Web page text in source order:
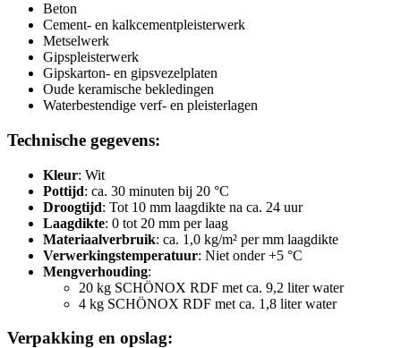
Beton
Cement- en kalkcementpleisterwerk
Metselwerk
Gipspleisterwerk
Gipskarton- en gipsvezelplaten
Oude keramische bekledingen
Waterbestendige verf- en pleisterlagen
Technische gegevens:
Kleur: Wit
Pottijd: ca. 30 minuten bij 20 °C
Droogtijd: Tot 10 mm laagdikte na ca. 24 uur
Laagdikte: 0 tot 20 mm per laag
Materiaalverbruik: ca. 1,0 kg/m² per mm laagdikte
Verwerkingstemperatuur: Niet onder +5 °C
Mengverhouding:
20 kg SCHÖNOX RDF met ca. 9,2 liter water
4 kg SCHÖNOX RDF met ca. 1,8 liter water
Verpakking en opslag: